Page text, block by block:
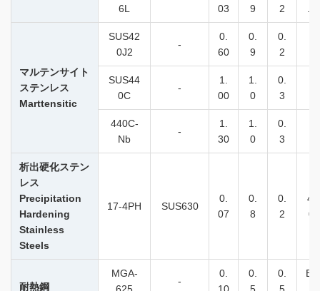
6L
03
9
2
.0
マルテンサイト
ステンレス
Marttensitic
SUS42
0J2
-
0.
60
0.
9
0.
2
SUS44
0C
-
1.
00
1.
0
0.
3
440C-
Nb
-
1.
30
1.
0
0.
3
析出硬化ステン
レス
Precipitation
Hardening
Stainless
Steels
17-4PH SUS630
0.
07
0.
8
0.
2
4.
0
耐熱鋼
MGA-
-
0.
0.
0.
Ba